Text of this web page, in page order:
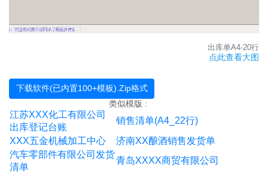
XXX市XXX食品有限公司送货单
XXXXXX装饰
XXX五金锁具销售单
XX沙场送货单
XXXX涂料
12行五金建材送货单
打桩送货单
XXXXX五金加工厂送货单
出库单A4-20行
点此查看大图
下载软件(已内置100+模板).Zip格式
类似模版 :
江苏XXX化工有限公司
出库登记台账
销售清单(A4_22行)
XXX五金机械加工中心
济南XX酿酒销售发货单
汽车零部件有限公司发货
清单
青岛XXXX商贸有限公司